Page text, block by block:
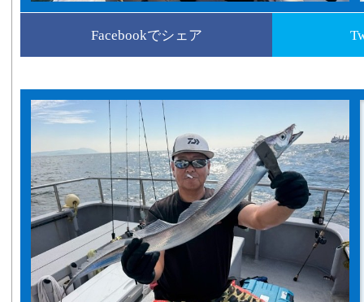
Facebookでシェア